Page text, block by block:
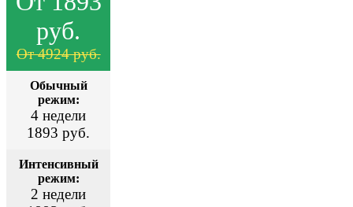
руб.
От 4924 руб.
Обычный
режим:
4 недели
1893 руб.
Интенсивный
режим:
2 недели